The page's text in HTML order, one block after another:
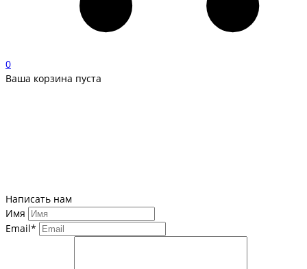
0
Ваша корзина пуста
Написать нам
Имя
Email*